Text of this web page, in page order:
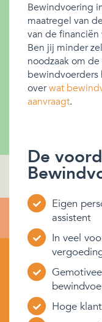
Bewindvoering
maatregel van
van de
Ben jij minder
noodzaak om
bewindvoerders
overwat
aanvraagt.
De
Eigen
assistent
In veel
Hoge